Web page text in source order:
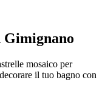
Gimignano
mosaico per
il tuo bagno con